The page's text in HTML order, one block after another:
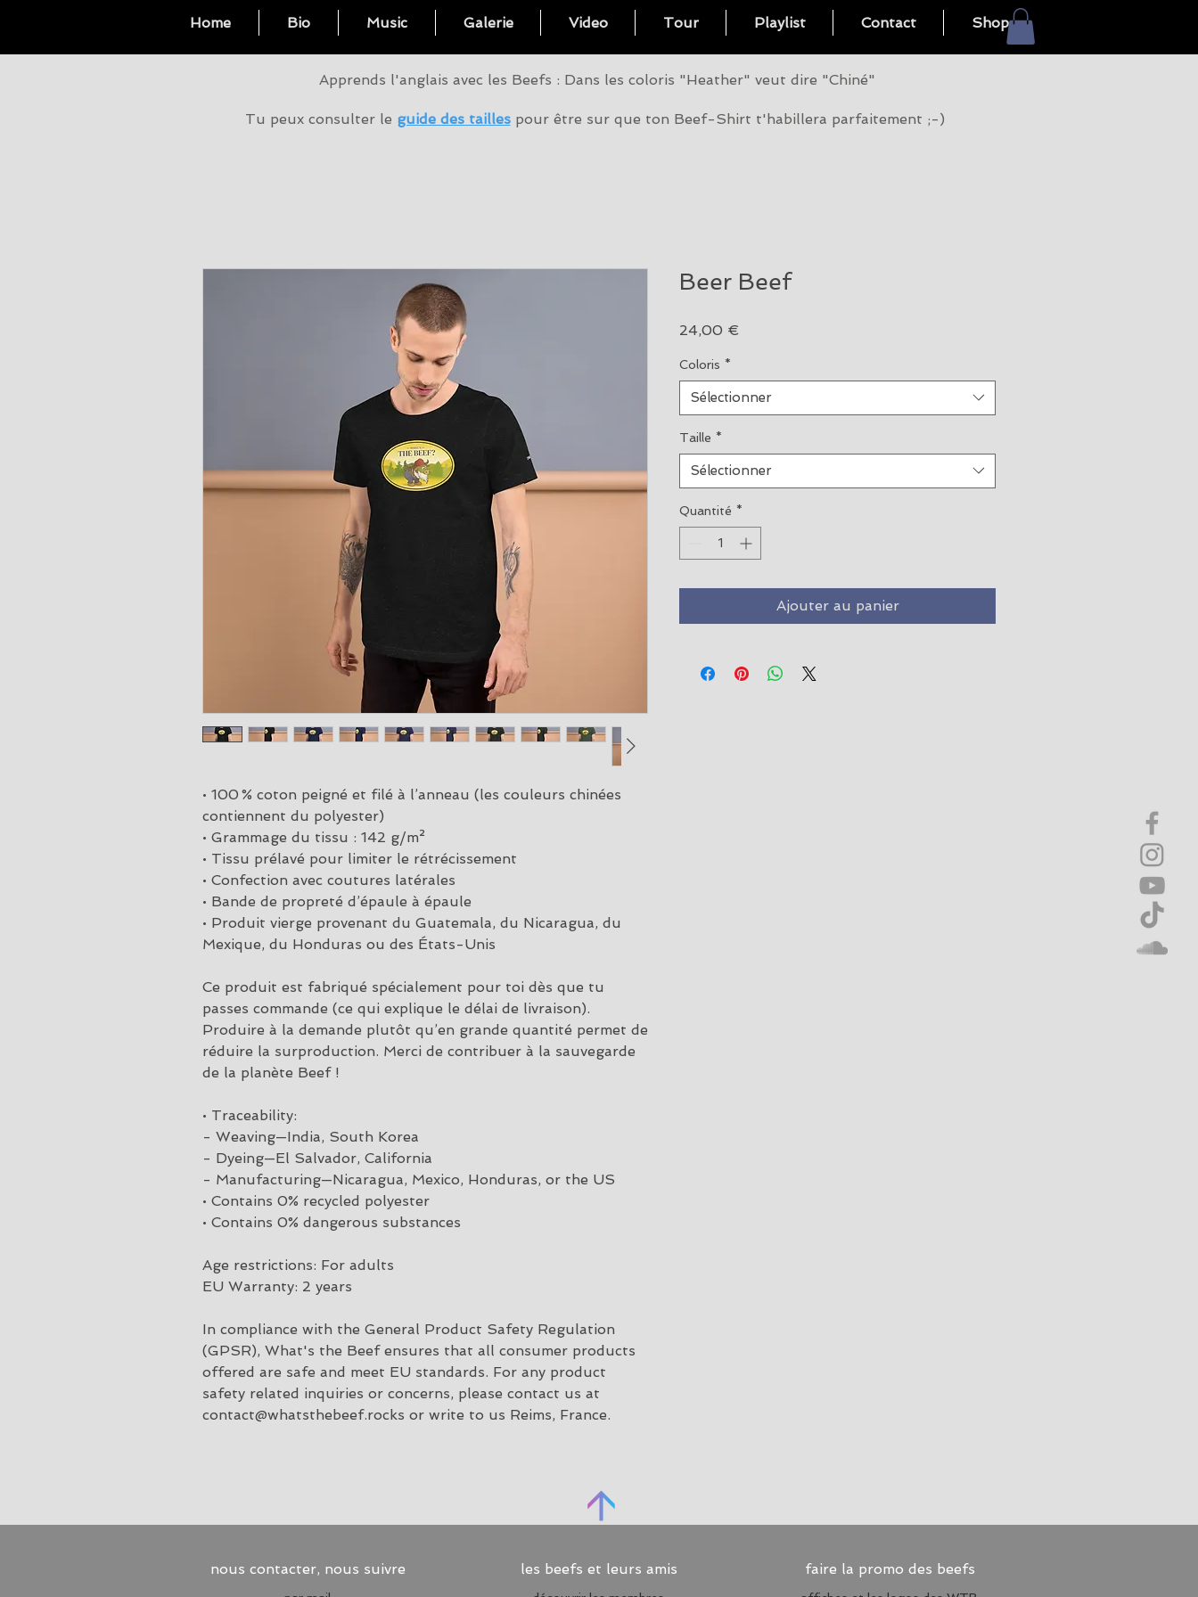
Home Bio Music Galerie Video Tour Playlist Contact Shop
Apprends l'anglais avec les Beefs : Dans les coloris "Heather" veut dire "Chiné"
Tu peux consulter le guide des taillespour être sur que ton Beef-Shirt t'habillera parfaitement ;-)
• 100 % coton peigné et filé à l’anneau (les couleurs chinées
contiennent du polyester)
• Grammage du tissu : 142 g/m²
• Tissu prélavé pour limiter le rétrécissement
• Confection avec coutures latérales
• Bande de propreté d’épaule à épaule
• Produit vierge provenant du Guatemala, du Nicaragua, du
Mexique, du Honduras ou des États-Unis
Ce produit est fabriqué spécialement pour toi dès que tu
passes commande (ce qui explique le délai de livraison).
Produire à la demande plutôt qu’en grande quantité permet de
réduire la surproduction. Merci de contribuer à la sauvegarde
de la planète Beef !
• Traceability:
- Weaving—India, South Korea
- Dyeing—El Salvador, California
- Manufacturing—Nicaragua, Mexico, Honduras, or the US
• Contains 0% recycled polyester
• Contains 0% dangerous substances
Age restrictions: For adults
EU Warranty: 2 years
In compliance with the General Product Safety Regulation
(GPSR), What's the Beef ensures that all consumer products
offered are safe and meet EU standards. For any product
contact@whatsthebeef.rocks or write to us Reims, France.
Beer Beef
24,00 €
Coloris *
Sélectionner
Taille *
Sélectionner
Quantité *
Ajouter au panier
nous contacter, nous suivre les beefs et leurs amis faire la promo des beefs